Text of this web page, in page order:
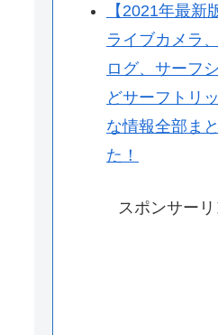
【2021年最新
ライブカメラ
ログ、サーフ
どサーフトリ
な情報全部ま
た！
スポンサーリ